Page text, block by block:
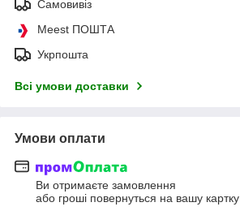
Самовивіз
Meest ПОШТА
Укрпошта
Всі умови доставки
Умови оплати
Ви отримаєте замовлення
або гроші повернуться на вашу картку